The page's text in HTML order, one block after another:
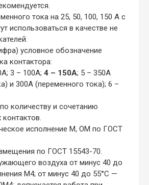
тока на 25, 50, 100, 150 А с
использоваться в качестве не
условное обозначение
контактора:
3 – 100А; 4 – 150А; 5 – 350А
и 300А (переменного тока); 6 –
количеству и сочетанию
исполнение М, ОМ по ГОСТ
по ГОСТ 15543-70.
воздуха от минус 40 до
М4; от минус 40 до 55°C —